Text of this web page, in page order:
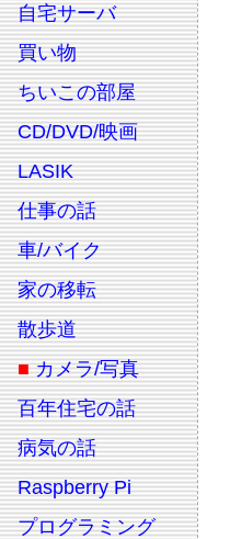
自宅サーバ
買い物
ちいこの部屋
CD/DVD/映画
LASIK
仕事の話
車/バイク
家の移転
散歩道
■ カメラ/写真
百年住宅の話
病気の話
Raspberry Pi
プログラミング